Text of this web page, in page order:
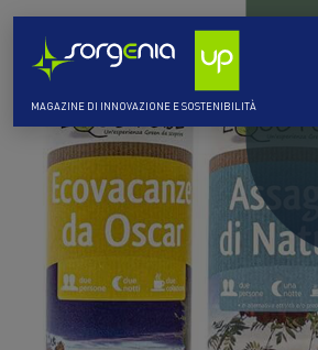
MAGAZINE DI INNOVAZIONE E SOSTENIBILITÀ